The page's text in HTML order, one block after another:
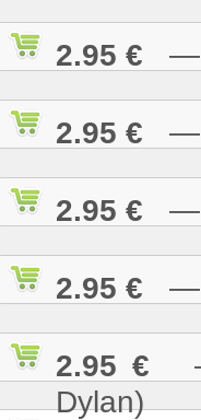
2.95 € —
2.95 € —
2.95 € —
2.95 € —
2.95 € —
Dylan)